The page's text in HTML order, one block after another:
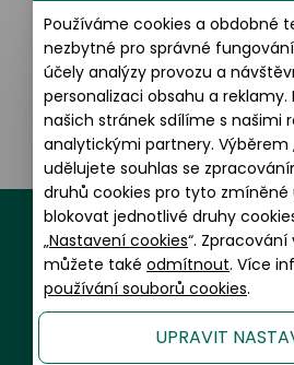
GrandOptical BL102 pouzdro
340 Kč
Jak Vám
Používáme cookies a obdobné
nezbytné pro správné
účely analýzy provozu a
personalizaci obsahu a
našich stránek sdílíme s našimi
analytickými partnery. Výběrem
udělujete souhlas se
druhů cookies pro tyto zmíněné
blokovat jednotlivé druhy
„Nastavení cookies“.
můžete také odmítnout. Více
používání souborů cookies.
UPRAVIT